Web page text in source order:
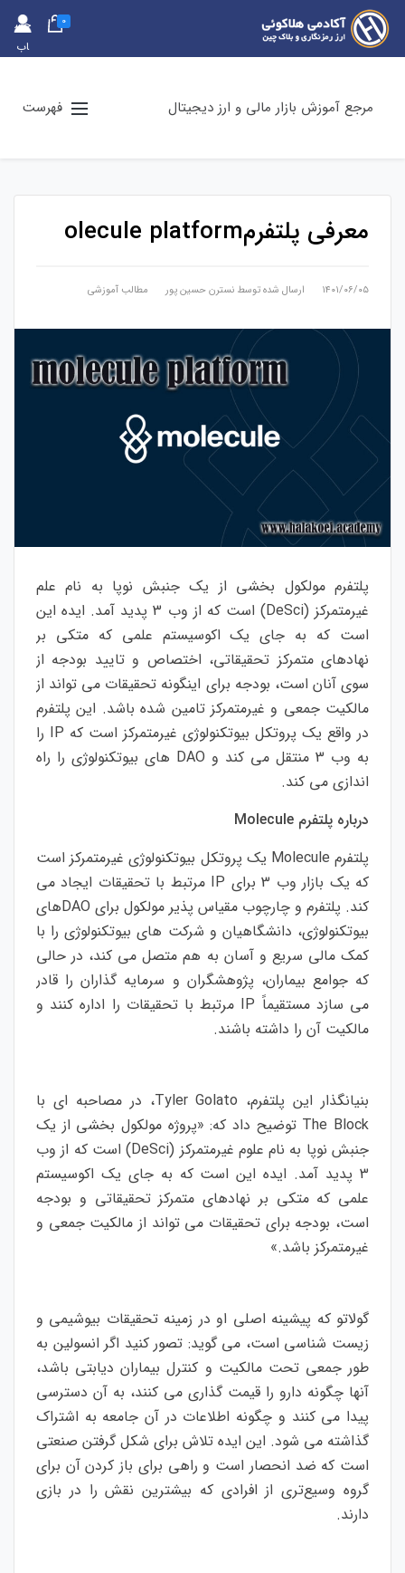
حس
اب
0
مرجع آموزش بازار مالی و ارز دیجیتال فهرست
معرفی پلتفرمolecule platform
۱۴۰۱/۰۶/۰۵ ارسال شده توسط نسترن حسین پور مطالب آموزشی
پلتفرم مولکول بخشی از یک جنبش نوپا به نام علم
غیرمتمرکز (DeSci) است که از وب 3 پدید آمد. ایده این
است که به جای یک اکوسیستم علمی که متکی بر
نهادهای متمرکز تحقیقاتی، اختصاص و تایید بودجه از
سوی آنان است، بودجه برای اینگونه تحقیقات می تواند از
مالکیت جمعی و غیرمتمرکز تامین شده باشد. این پلتفرم
در واقع یک پروتکل بیوتکنولوژی غیرمتمرکز است که IP را
به وب 3 منتقل می کند و DAO های بیوتکنولوژی را راه
اندازی می کند.
درباره پلتفرم Molecule
پلتفرم Molecule یک پروتکل بیوتکنولوژی غیرمتمرکز است
که یک بازار وب 3 برای IP مرتبط با تحقیقات ایجاد می
کند. پلتفرم و چارچوب مقیاس پذیر مولکول برای DAOهای
بیوتکنولوژی، دانشگاهیان و شرکت های بیوتکنولوژی را با
کمک مالی سریع و آسان به هم متصل می کند، در حالی
که جوامع بیماران، پژوهشگران و سرمایه گذاران را قادر
می سازد مستقیماً IP مرتبط با تحقیقات را اداره کنند و
مالکیت آن را داشته باشند.
بنیانگذار این پلتفرم، Tyler Golato، در مصاحبه ای با
The Block توضیح داد که: «پروژه مولکول بخشی از یک
جنبش نوپا به نام علوم غیرمتمرکز (DeSci) است که از وب
3 پدید آمد. ایده این است که به جای یک اکوسیستم
علمی که متکی بر نهادهای متمرکز تحقیقاتی و بودجه
است، بودجه برای تحقیقات می تواند از مالکیت جمعی و
غیرمتمرکز باشد.»
گولاتو که پیشینه اصلی او در زمینه تحقیقات بیوشیمی و
زیست شناسی است، می گوید: تصور کنید اگر انسولین به
طور جمعی تحت مالکیت و کنترل بیماران دیابتی باشد،
آنها چگونه دارو را قیمت گذاری می کنند، به آن دسترسی
پیدا می کنند و چگونه اطلاعات در آن جامعه به اشتراک
گذاشته می شود. این ایده تلاش برای شکل گرفتن صنعتی
است که ضد انحصار است و راهی برای باز کردن آن برای
گروه وسیع‌تری از افرادی که بیشترین نقش را در بازی
دارند.